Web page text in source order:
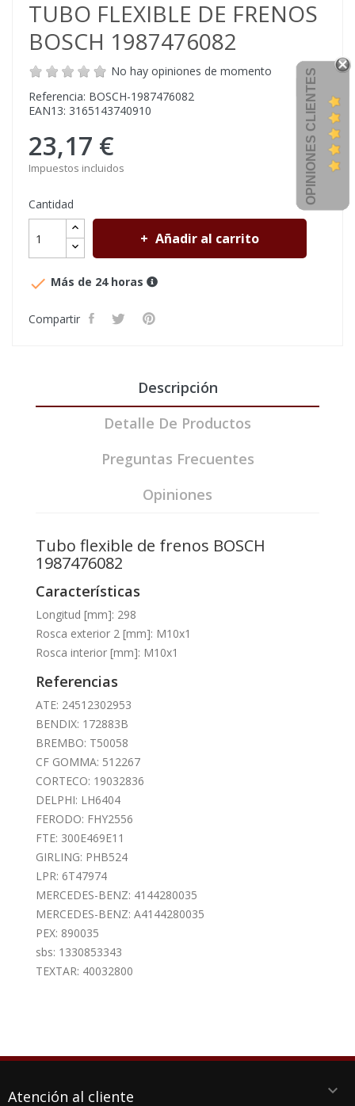
TUBO FLEXIBLE DE FRENOS
BOSCH 1987476082
No hay opiniones de momento
Referencia: BOSCH-1987476082
EAN13: 3165143740910
23,17 €
Impuestos incluidos
Cantidad
Añadir al carrito
 Más de 24 horas
Compartir
Descripción
Detalle De Productos
Preguntas Frecuentes
Opiniones
Tubo flexible de frenos BOSCH
1987476082
Características
Longitud [mm]: 298
Rosca exterior 2 [mm]: M10x1
Rosca interior [mm]: M10x1
Referencias
ATE: 24512302953
BENDIX: 172883B
BREMBO: T50058
CF GOMMA: 512267
CORTECO: 19032836
DELPHI: LH6404
FERODO: FHY2556
FTE: 300E469E11
GIRLING: PHB524
LPR: 6T47974
MERCEDES-BENZ: 4144280035
MERCEDES-BENZ: A4144280035
PEX: 890035
sbs: 1330853343
TEXTAR: 40032800
Atención al cliente keyboard_arrow_down
OPINIONES CLIENTES